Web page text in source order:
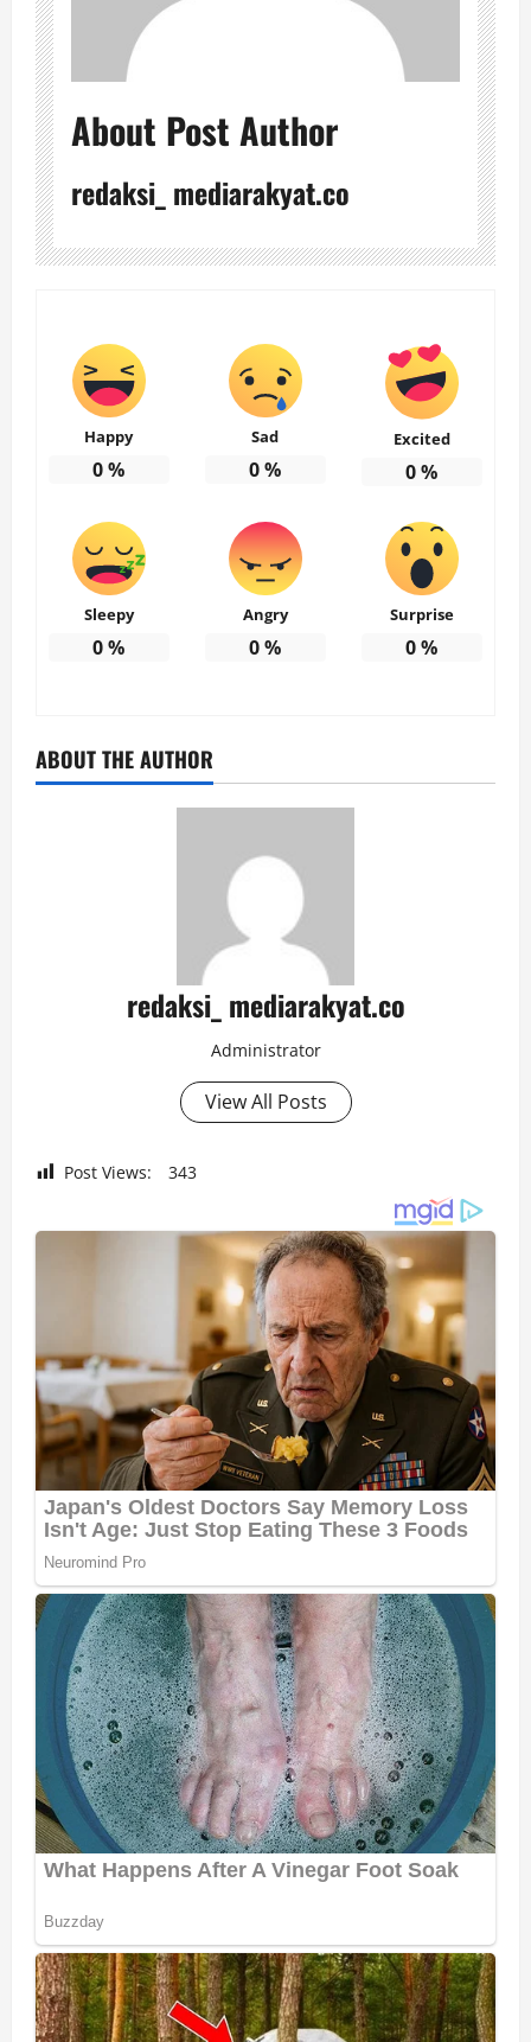
About Post Author
redaksi_ mediarakyat.co
Happy
0%
Sad
0%
Excited
0%
Sleepy
0%
Angry
0%
Surprise
0%
ABOUT THE AUTHOR
redaksi_ mediarakyat.co
Administrator
View All Posts
Post Views: 343